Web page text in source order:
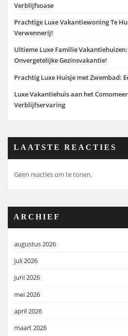
Verblijfsoase
Prachtige Luxe Vakantiewoning Te
Verwennerij!
Ultieme Luxe Familie
Onvergetelijke Gezinsvakantie!
Prachtig Luxe Huisje met Zwembad:
Luxe Vakantiehuis aan het
Verblijfservaring
LAATSTE REACTIES
Geen reacties om te tonen.
ARCHIEF
augustus 2026
juli 2026
juni 2026
mei 2026
april 2026
maart 2026